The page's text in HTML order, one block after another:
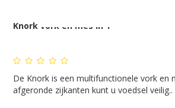
Knork vork en mes in 1
De Knork is een multifunctionele vork en
afgeronde zijkanten kunt u voedsel veilig..